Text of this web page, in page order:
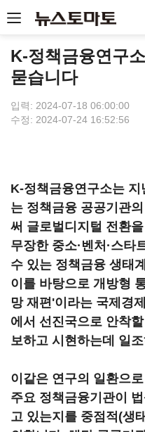
K-정책금융연구
묻습니다
입력: 2024-07-18 06:00:00
수정: 2024-07-24 16:52:56
K-정책금융연구소는
는 정책금융 공공기관
써 글로벌디지털 전환
무장한 중소·벤처·스타
수 있는 정책금융 생태
이를 바탕으로 개방형
망 재편'이라는 국제경
에서 선진국으로 안착
보하고 시현하는데 일
이같은 연구의 일환으
주요 정책금융기관이
고 있는지를 중점적(생